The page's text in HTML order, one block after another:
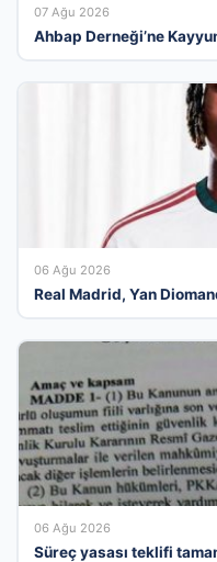
07 Ağu 2026
Ahbap Derneği’ne
06 Ağu 2026
Real Madrid, Yan
06 Ağu 2026
Süreç yasası teklifi